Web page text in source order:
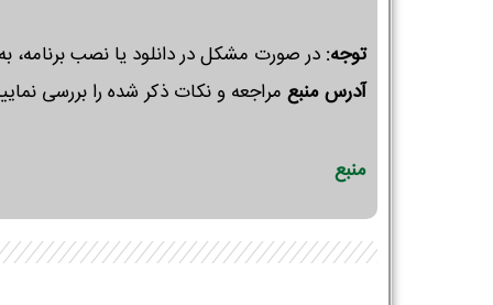
توجه: در صورت مشکل در دانلود یا نصب برنامه،
آدرس منبعمراجعه و نکات ذکر شده را بررسی
منبع